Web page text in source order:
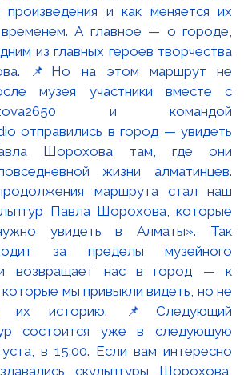
и как меняется их
А главное — о городе,
из главных героев творчества
📌Но на этом маршрут не
музея участники вместе с
и командой
отправились в город — увидеть
Шорохова там, где они
жизни алматинцев.
маршрута стал наш
Павла Шорохова, которые
увидеть в Алматы». Так
за пределы музейного
и возвращает нас в город — к
мы привыкли видеть, но не
их историю. 📌Следующий
состоится уже в следующую
в 15:00. Если вам интересно
скульптуры Шорохова,